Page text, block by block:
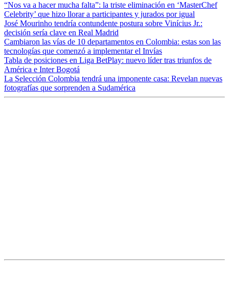
“Nos va a hacer mucha falta”: la triste eliminación en ‘MasterChef
Celebrity’ que hizo llorar a participantes y jurados por igual
José Mourinho tendría contundente postura sobre Vinícius Jr.:
decisión sería clave en Real Madrid
Cambiaron las vías de 10 departamentos en Colombia: estas son las
tecnologías que comenzó a implementar el Invías
Tabla de posiciones en Liga BetPlay: nuevo líder tras triunfos de
América e Inter Bogotá
La Selección Colombia tendrá una imponente casa: Revelan nuevas
fotografías que sorprenden a Sudamérica